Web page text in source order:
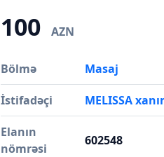
100 AZN
Bölmə Masaj
İstifadəçi MELISSA
Elanın
nömrəsi
602548